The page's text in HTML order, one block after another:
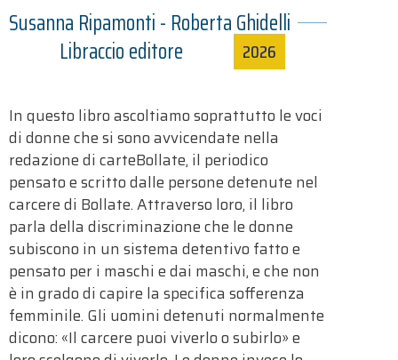
Susanna Ripamonti - Roberta Ghidelli
Libraccio editore
2026
In questo libro ascoltiamo soprattutto le voci
di donne che si sono avvicendate nella
redazione di carteBollate, il periodico
pensato e scritto dalle persone detenute nel
carcere di Bollate. Attraverso loro, il libro
parla della discriminazione che le donne
subiscono in un sistema detentivo fatto e
pensato per i maschi e dai maschi, e che non
è in grado di capire la specifica sofferenza
femminile. Gli uomini detenuti normalmente
dicono: «Il carcere puoi viverlo o subirlo» e